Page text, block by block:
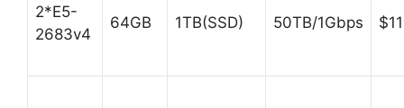
2*E5-
2683v4
64GB 1TB(SSD) 50TB/1Gbps